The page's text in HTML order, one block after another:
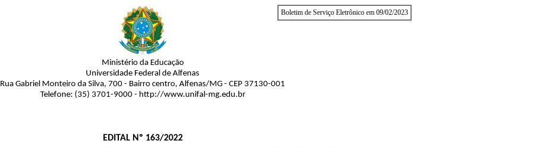
Boletim de Serviço Eletrônico em 09/02/2023
Ministério da Educação
Universidade Federal de Alfenas
Rua Gabriel Monteiro da Silva, 700 - Bairro centro, Alfenas/MG - CEP 37130-001
Telefone: (35) 3701-9000 - http://www.unifal-mg.edu.br
EDITAL Nº 163/2022